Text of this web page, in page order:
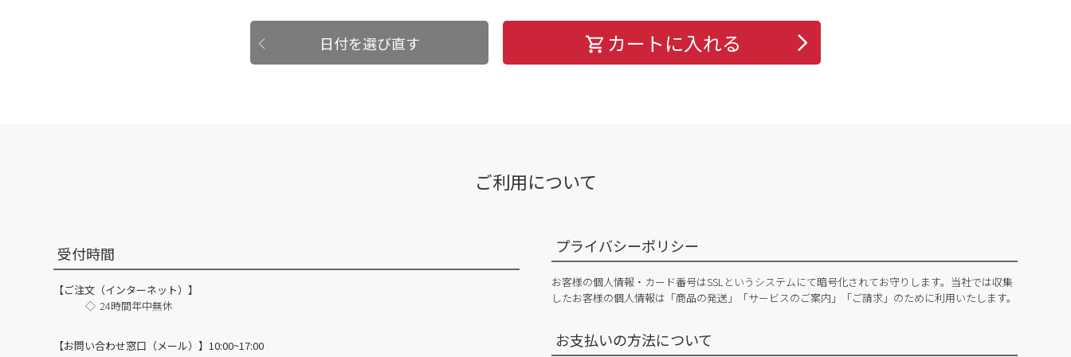
日付を選び直す カートに入れる
ご利用について
受付時間
【ご注文（インターネット）】
24時間年中無休
【お問い合わせ窓口（メール）】10:00~17:00
プライバシーポリシー
お客様の個人情報・カード番号はSSLというシステムにて暗号化されてお守りします。当社では収集
したお客様の個人情報は「商品の発送」「サービスのご案内」「ご請求」のために利用いたします。
お支払いの方法について